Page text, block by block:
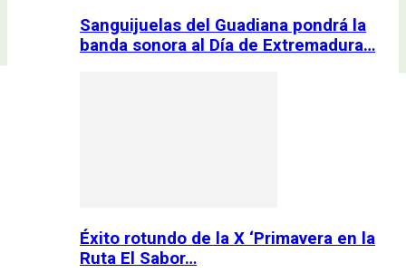
Sanguijuelas del Guadiana pondrá la
banda sonora al Día de Extremadura…
Éxito rotundo de la X ‘Primavera en la
Ruta El Sabor…